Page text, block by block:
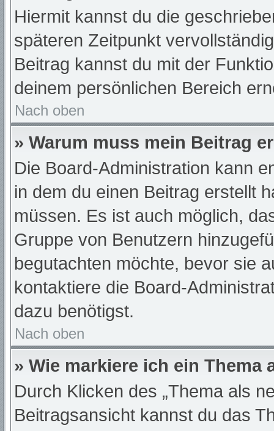
Hiermit kannst du die
späteren Zeitpunkt
Beitrag kannst du mit der
deinem persönlichen Bereich
Nach oben
» Warum muss mein Beitrag
Die Board-Administration kann
in dem du einen Beitrag erstellt
müssen. Es ist auch möglich,
Gruppe von Benutzern
begutachten möchte, bevor sie
kontaktiere die Board-
dazu benötigst.
Nach oben
» Wie markiere ich ein Thema
Durch Klicken des „Thema als
Beitragsansicht kannst du das